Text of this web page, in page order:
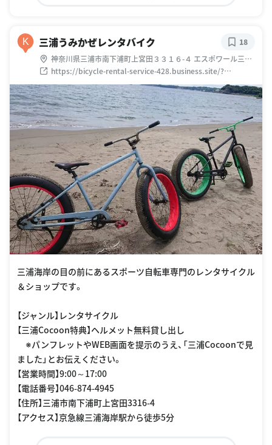
K 三浦うみかぜレンタバイク
神奈川県三浦市南下浦町上宮田３３１６-４ エスポワール三浦
海岸 102
https://bicycle-rental-service-428.business.site/?
utm_source=gmb&utm_medium=referral
18
三浦海岸の目の前にあるスポーツ自転車専門のレンタサイクル
＆ショップです。
【ジャンル】レンタサイクル
【三浦Cocoon特典】ヘルメット無料貸し出し
※パンフレットやWEB画面を提示のうえ、「三浦Cocoonで見
ました」とお伝えください。
【営業時間】9:00～17:00
【電話番号】046-874-4945
【住所】三浦市南下浦町上宮田3316-4
【アクセス】京急線三浦海岸駅から徒歩5分